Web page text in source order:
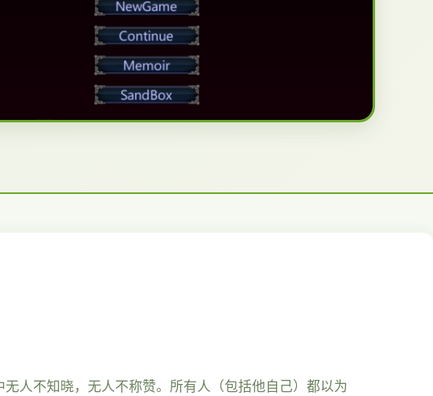
人不知晓，无人不称赞。所有人（包括他自己）都以为